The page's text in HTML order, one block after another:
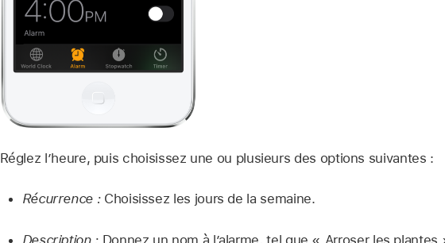
Réglez l’heure, puis choisissez une ou plusieurs des options suivantes :
Récurrence :Choisissez les jours de la semaine.
Description :Donnez un nom à l’alarme, tel que « Arroser les plantes